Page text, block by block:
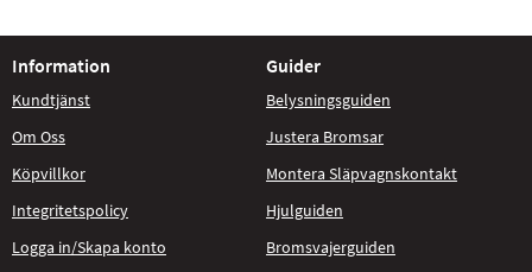
Information
Kundtjänst
Om Oss
Köpvillkor
Integritetspolicy
Logga in/Skapa konto
Guider
Belysningsguiden
Justera Bromsar
Montera Släpvagnskontakt
Hjulguiden
Bromsvajerguiden